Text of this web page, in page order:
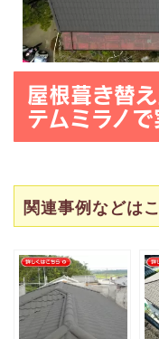
屋根葺き替
テムミラノ で
関連事例などは